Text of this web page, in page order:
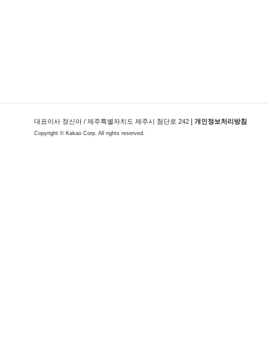
대표이사 정신아 / 제주특별자치도 제주시 첨단로 242 개인정보처리방침
Copyright © Kakao Corp. All rights reserved.